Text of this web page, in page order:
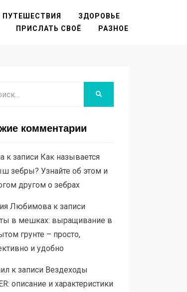
ПУТЕШЕСТВИЯ
ЗДОРОВЬЕ
ПРИСЛАТЬ СВОЁ РАЗНОЕ
комментарии
к записи Как называется
зебры? Узнайте об этом и
другом о зебрах
Любимовак записи
в мешках: выращивание в
грунте – просто,
и удобно
к записи Вездеходы
описание и характеристики